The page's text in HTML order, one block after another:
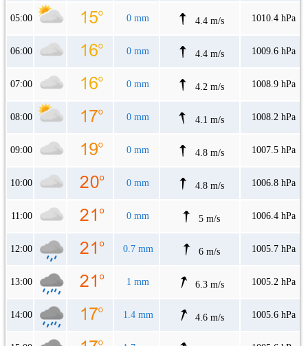
05:00 0 mm 4.4 m/s 1010.4 hPa
06:00 0 mm 4.4 m/s 1009.6 hPa
07:00 0 mm 4.2 m/s 1008.9 hPa
08:00 0 mm 4.1 m/s 1008.2 hPa
09:00 0 mm 4.8 m/s 1007.5 hPa
10:00 0 mm 4.8 m/s 1006.8 hPa
11:00 0 mm 5 m/s 1006.4 hPa
12:00 0.7 mm 6 m/s 1005.7 hPa
13:00 1 mm 6.3 m/s 1005.2 hPa
14:00 1.4 mm 4.6 m/s 1005.6 hPa